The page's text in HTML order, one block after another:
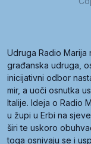
Udruga Radio
građanska udruga,
inicijativni odbor
mir, a uoči osnutka
Italije. Ideja o Radio
u župi u Erbi na
širi te uskoro
toga osnivaju se i